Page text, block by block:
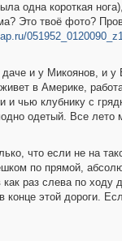
одна короткая
Это твоё фото?
и у Микоянов, и
в Америке,
и чью клубнику с
одетый. Все лето
что если не на
по прямой,
раз слева по
конце этой дороги.